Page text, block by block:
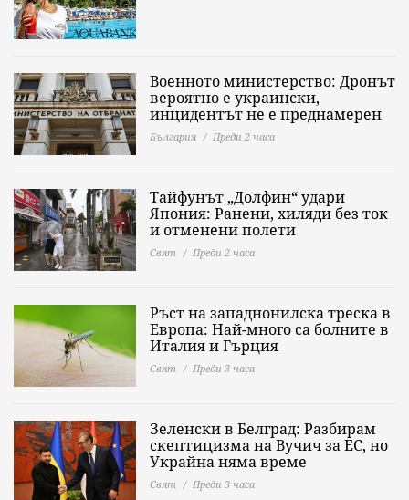
Военното министерство: Дронът
вероятно е украински,
инцидентът не е преднамерен
България Преди 2 часа
Тайфунът „Долфин“ удари
Япония: Ранени, хиляди без ток
и отменени полети
Свят Преди 2 часа
Ръст на западнонилска треска в
Европа: Най-много са болните в
Италия и Гърция
Свят Преди 3 часа
Зеленски в Белград: Разбирам
скептицизма на Вучич за ЕС, но
Украйна няма време
Свят Преди 3 часа